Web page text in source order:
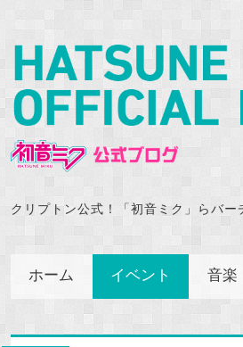
クリプトン公式！「初音ミク」らバー
ホーム イベント 音楽